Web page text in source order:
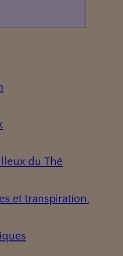
du Thé
et transpiration.